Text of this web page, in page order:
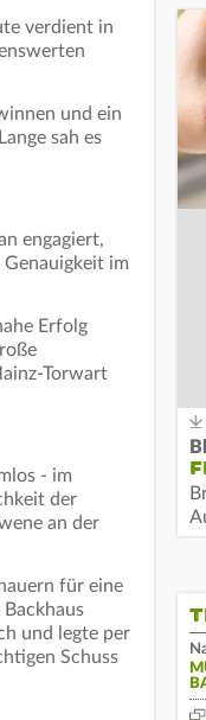
verdient in
und ein
sah es
engagiert,
im
Erfolg
Torwart
- im
der
an der
für eine
und legte per
Schuss